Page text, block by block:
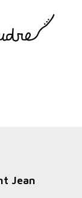
Jean